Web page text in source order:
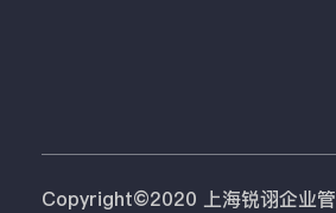
Copyright©2020 上海锐诩企业